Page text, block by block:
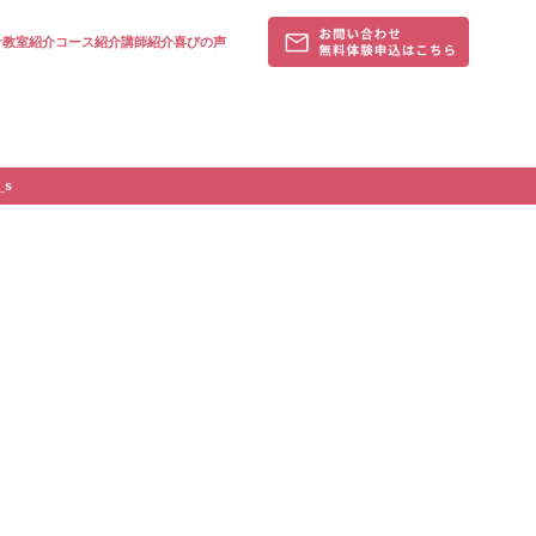
教室紹介コース紹介講師紹介喜びの声